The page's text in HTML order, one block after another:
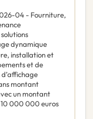
04 - Fourniture,
dynamique
installation et
et de
montant
un montant
000 000 euros